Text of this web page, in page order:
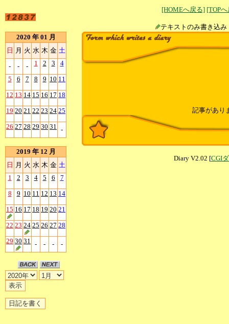
[HOMEへ戻る] [TOP
テキストのみ書
2020 年 01 月
日 月 火 水 木 金 土
- - - 1 2 3 4
5 6 7 8 9 10 11
12 13 14 15 16 17 18
19 20 21 22 23 24 25
26 27 28 29 30 31 -
2019 年 12 月
日 月 火 水 木 金 土
1
2 3 4 5 6 7
8 9 10 11 12 13 14
15 16 17 18 19 20 21
22 23 24 25 26 27 28
29 30 31 - - - -
記事があり
Diary V2.02 [CGI